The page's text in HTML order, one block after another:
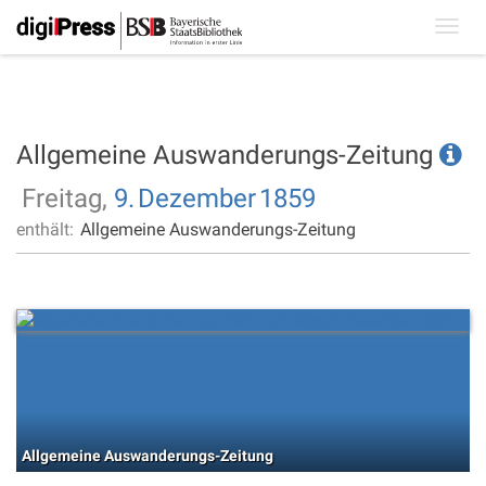
Allgemeine Auswanderungs-Zeitung
Freitag, 9. Dezember1859
enthält: Allgemeine Auswanderungs-Zeitung
Allgemeine Auswanderungs-Zeitung